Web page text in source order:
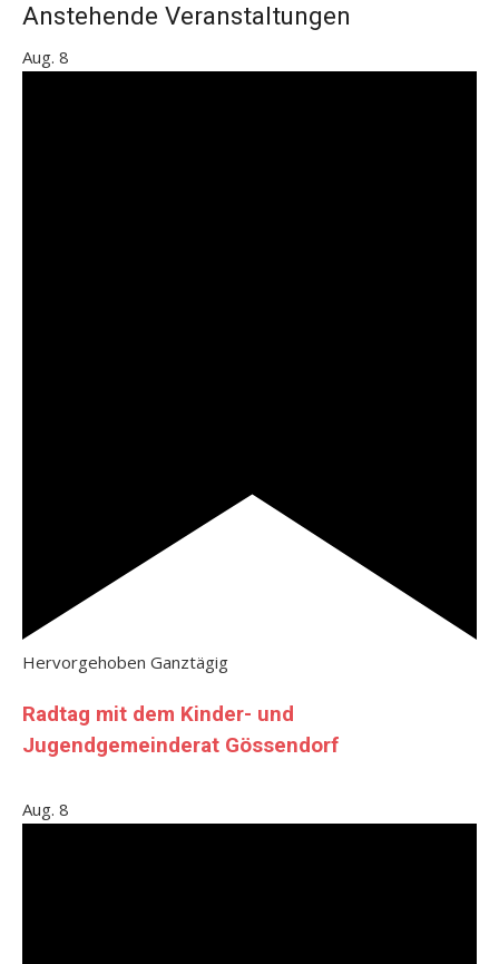
Anstehende Veranstaltungen
Aug. 8
Hervorgehoben Ganztägig
Radtag mit dem Kinder- und
Jugendgemeinderat Gössendorf
Aug. 8